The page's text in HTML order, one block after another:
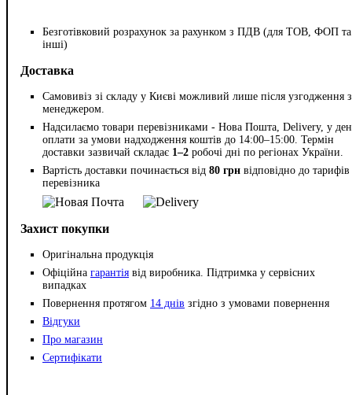
Безготівковий розрахунок за рахунком з ПДВ (для ТОВ, ФОП та
інші)
Доставка
Самовивіз зі складу у Києві можливий лише після узгодження з
менеджером.
Надсилаємо товари перевізниками - Нова Пошта, Delivery, у
оплати за умови надходження коштів до 14:00–15:00. Термін
доставки зазвичай складає 1–2 робочі дні по регіонах України.
Вартість доставки починається від 80 грн відповідно до тарифів
перевізника
Захист покупки
Оригінальна продукція
Офіційна гарантія від виробника. Підтримка у сервісних
випадках
Повернення протягом 14 днів згідно з умовами повернення
Відгуки
Про магазин
Сертифікати